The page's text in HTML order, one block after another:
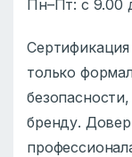
Пн–Пт: с 9.00
только
бренду.